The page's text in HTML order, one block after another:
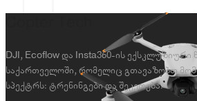
DJI, Ecoflow და Insta360-ის ექსკლუზიური
საქართველოში, რომელიც გთავაზობთ
სპექტრს: ტრენინგები და შეკეთება.